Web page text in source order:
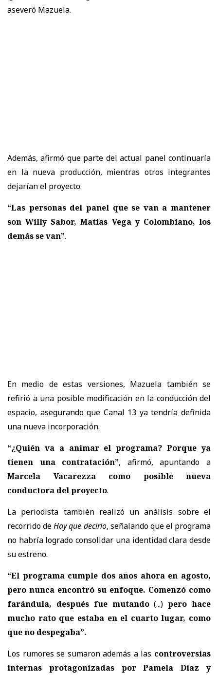
aseveró Mazuela.
Además, afirmó que parte del actual panel continuaría
en la nueva producción, mientras otros integrantes
dejarían el proyecto.
“Las personas del panel que se van a mantener
son Willy Sabor, Matías Vega y Colombiano, los
demás se van”.
En medio de estas versiones, Mazuela también se
refirió a una posible modificación en la conducción del
espacio, asegurando que Canal 13 ya tendría definida
una nueva incorporación.
“¿Quién va a animar el programa? Porque ya
tienen una contratación”, afirmó, apuntando a
Marcela Vacarezza como posible nueva
conductora del proyecto.
La periodista también realizó un análisis sobre el
recorrido deHay que decirlo, señalando que el programa
no habría logrado consolidar una identidad clara desde
su estreno.
“El programa cumple dos años ahora en agosto,
pero nunca encontró su enfoque. Comenzó como
farándula, después fue mutando(...)pero hace
mucho rato que estaba en el cuarto lugar, como
que no despegaba”.
Los rumores se sumaron además a las controversias
internas protagonizadas por Pamela Díaz y